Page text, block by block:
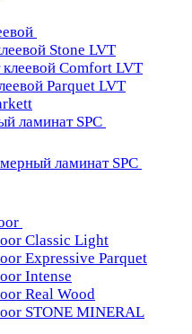
Stone LVT
Comfort LVT
Parquet LVT
ламинат SPC
ламинат SPC
Classic Light
Expressive Parquet
Intense
Real Wood
STONE MINERAL